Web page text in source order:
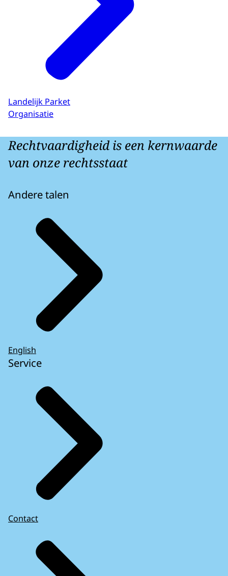
Landelijk Parket
Organisatie
Rechtvaardigheid is een kernwaarde
van onze rechtsstaat
Andere talen
English
Service
Contact